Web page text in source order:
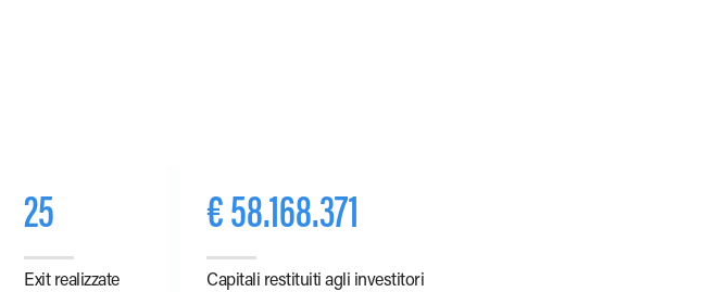
25
Exit realizzate
€ 58.168.371
Capitali restituiti agli investitori